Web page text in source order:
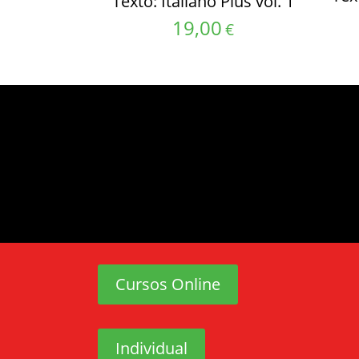
19,00€
Cursos Online
Individual